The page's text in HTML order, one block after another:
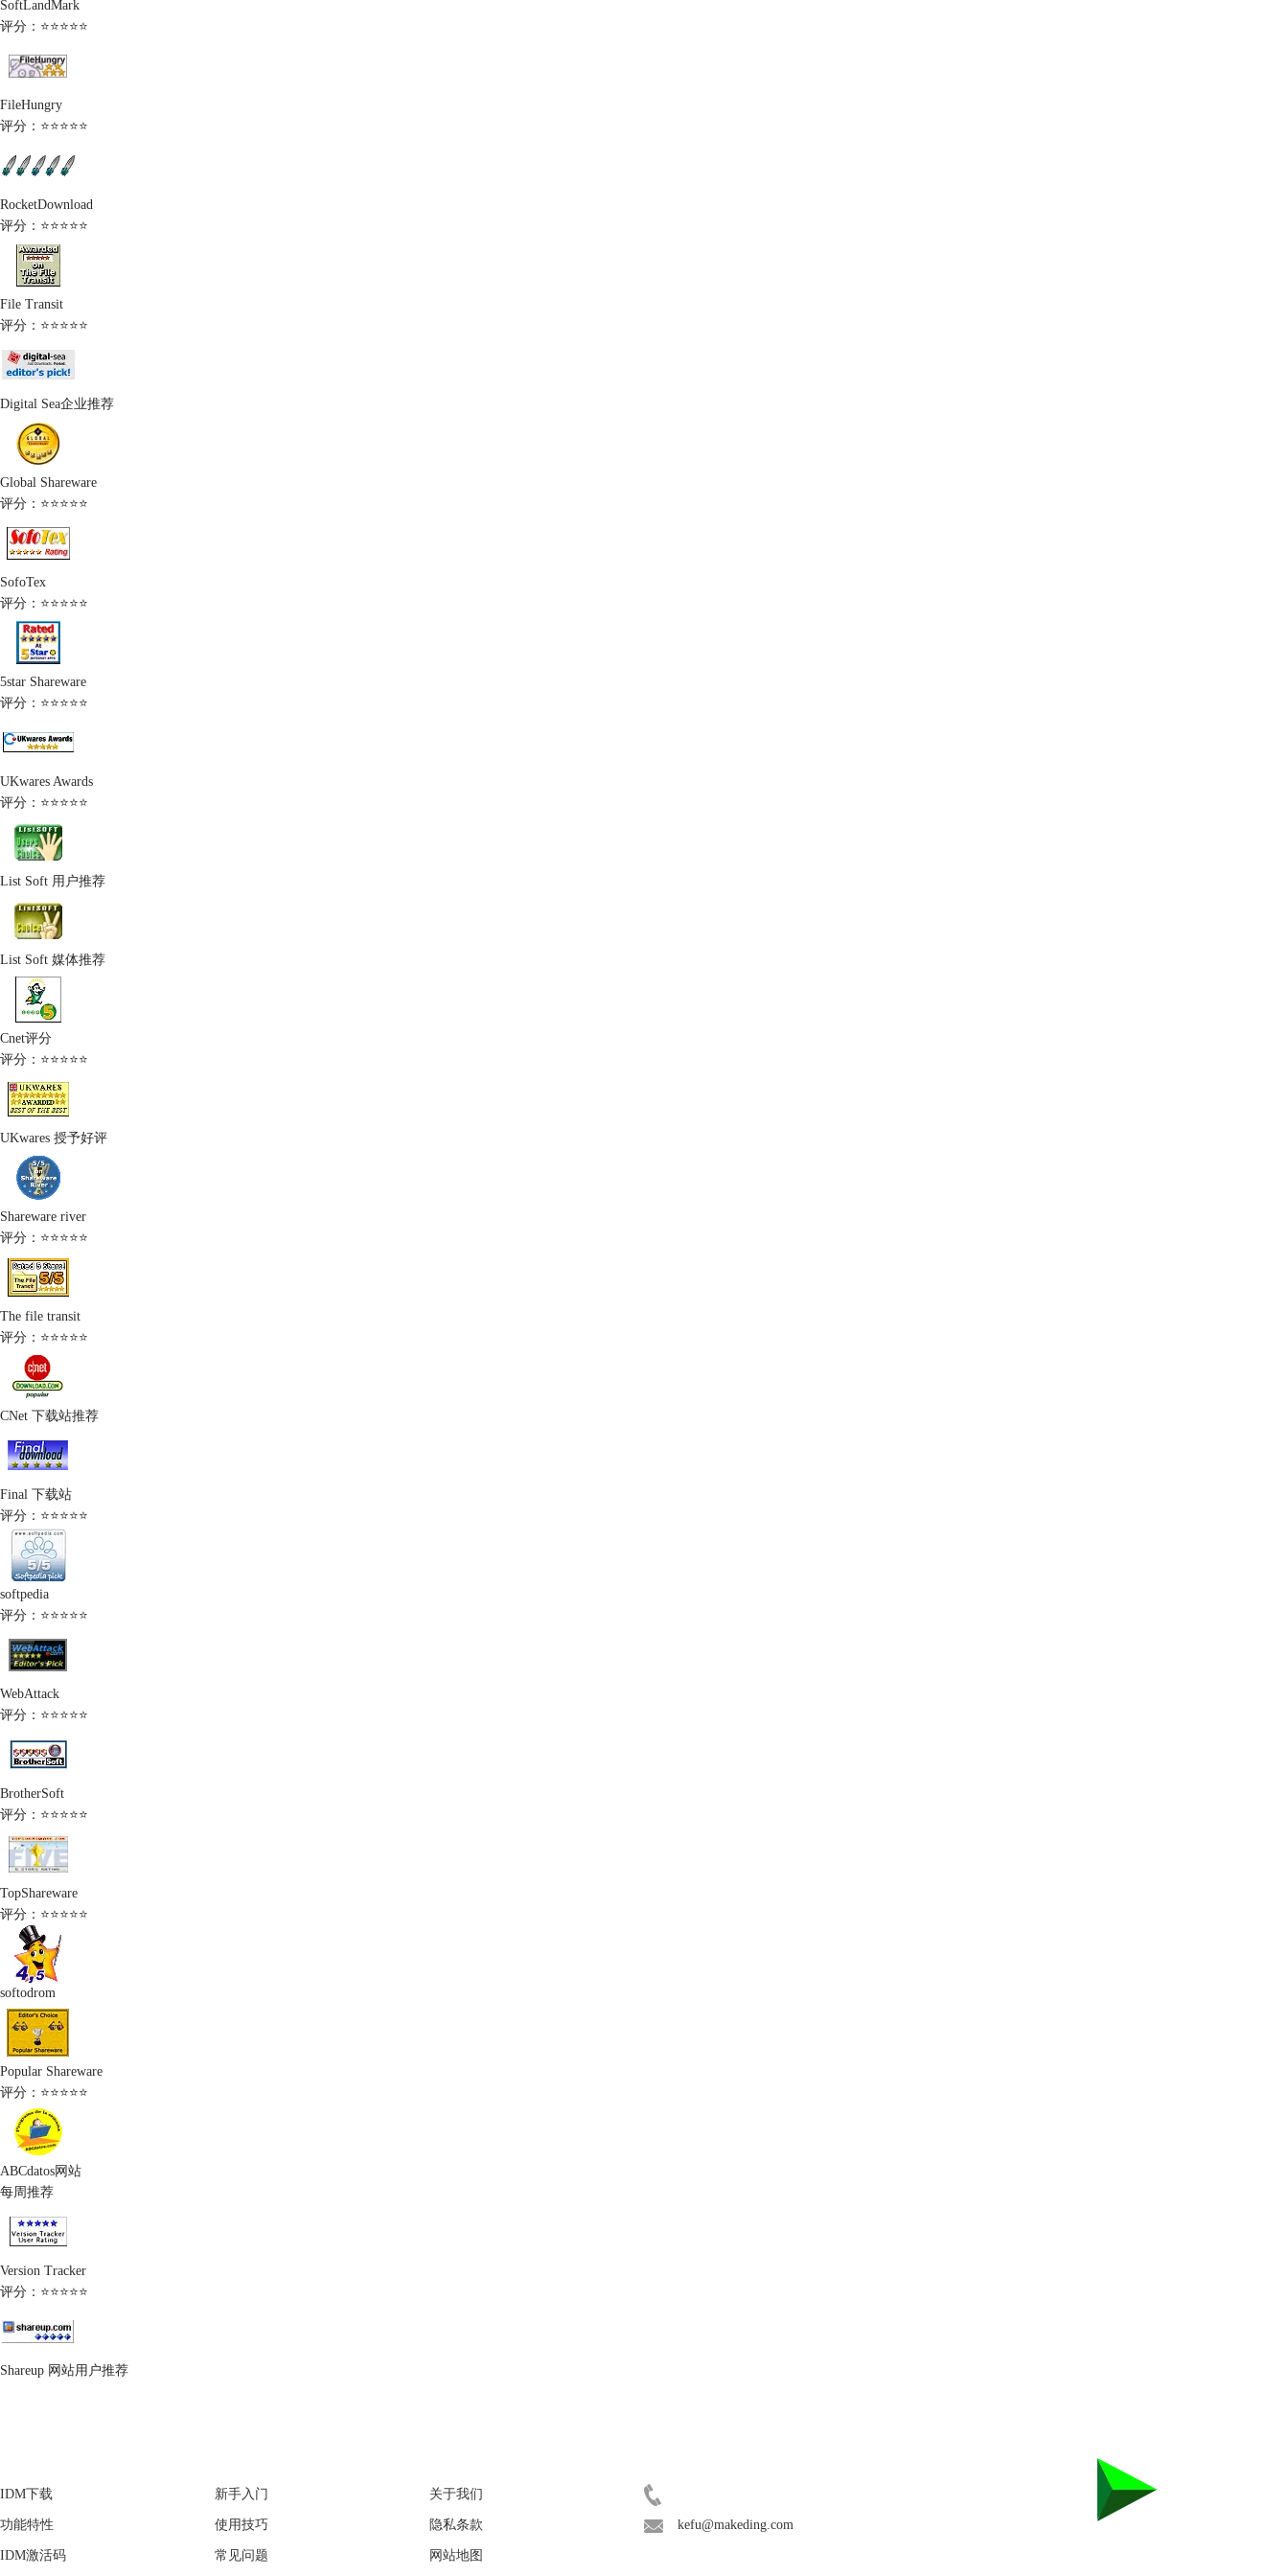
SoftLandMark
评分：⭐⭐⭐⭐⭐
FileHungry
评分：⭐⭐⭐⭐⭐
RocketDownload
评分：⭐⭐⭐⭐⭐
File Transit
评分：⭐⭐⭐⭐⭐
Digital Sea企业推荐
Global Shareware
评分：⭐⭐⭐⭐⭐
SofoTex
评分：⭐⭐⭐⭐⭐
5star Shareware
评分：⭐⭐⭐⭐⭐
UKwares Awards
评分：⭐⭐⭐⭐⭐
List Soft 用户推荐
List Soft 媒体推荐
Cnet评分
评分：⭐⭐⭐⭐⭐
UKwares 授予好评
Shareware river
评分：⭐⭐⭐⭐⭐
The file transit
评分：⭐⭐⭐⭐⭐
CNet 下载站推荐
Final 下载站
评分：⭐⭐⭐⭐⭐
softpedia
评分：⭐⭐⭐⭐⭐
WebAttack
评分：⭐⭐⭐⭐⭐
BrotherSoft
评分：⭐⭐⭐⭐⭐
TopShareware
评分：⭐⭐⭐⭐⭐
softodrom
Popular Shareware
评分：⭐⭐⭐⭐⭐
ABCdatos网站
每周推荐
Version Tracker
评分：⭐⭐⭐⭐⭐
Shareup 网站用户推荐
IDM下载
功能特性
IDM激活码
新手入门
使用技巧
常见问题
关于我们
隐私条款
网站地图
kefu@makeding.com